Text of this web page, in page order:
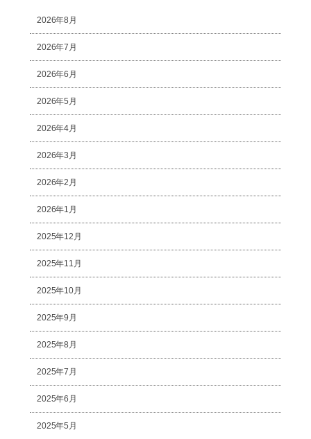
2026年8月
2026年7月
2026年6月
2026年5月
2026年4月
2026年3月
2026年2月
2026年1月
2025年12月
2025年11月
2025年10月
2025年9月
2025年8月
2025年7月
2025年6月
2025年5月